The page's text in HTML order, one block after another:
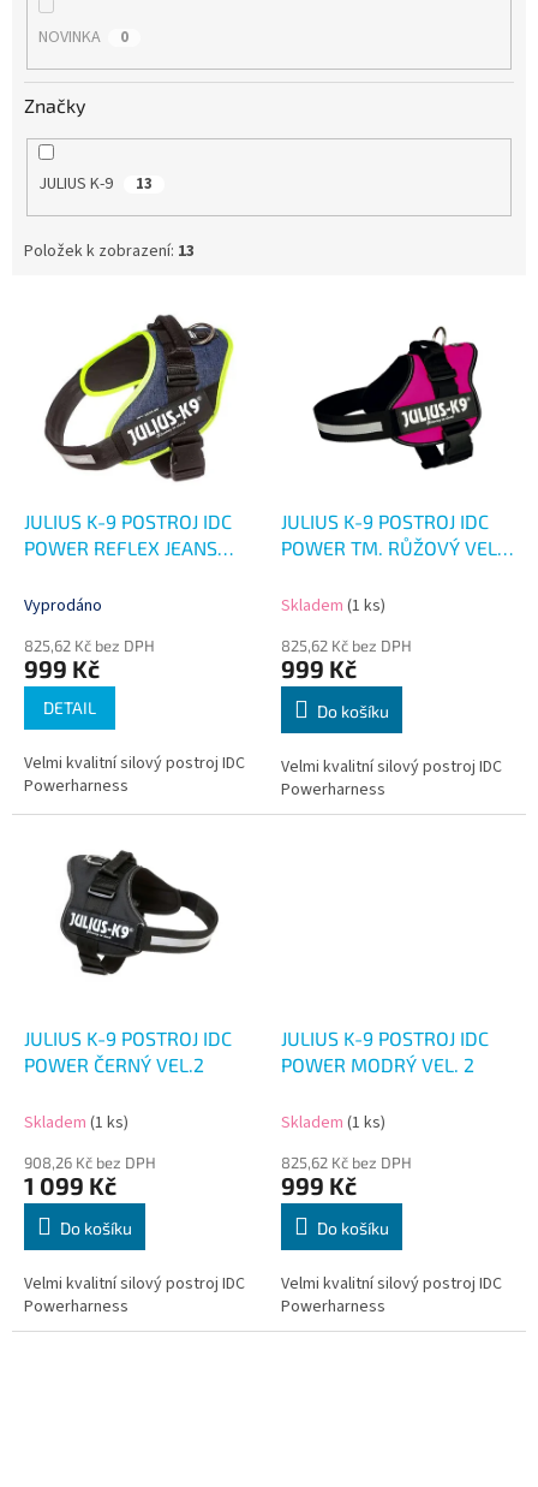
NOVINKA 0
Značky
JULIUS K-9 13
Položek k zobrazení: 13
JULIUS K-9 POSTROJ IDC
POWER REFLEX JEANS
Vyprodáno
825,62 Kč bez DPH
999 Kč
DETAIL
Velmi kvalitní silový postroj IDC
Powerharness
JULIUS K-9 POSTROJ IDC
POWER TM. RŮŽOVÝ VEL.
Skladem (1 ks)
825,62 Kč bez DPH
999 Kč
Do košíku
Velmi kvalitní silový postroj IDC
Powerharness
JULIUS K-9 POSTROJ IDC
POWER ČERNÝ VEL.2
Skladem (1 ks)
908,26 Kč bez DPH
1 099 Kč
Do košíku
Velmi kvalitní silový postroj IDC
Powerharness
JULIUS K-9 POSTROJ IDC
POWER MODRÝ VEL. 2
Skladem (1 ks)
825,62 Kč bez DPH
999 Kč
Do košíku
Velmi kvalitní silový postroj IDC
Powerharness